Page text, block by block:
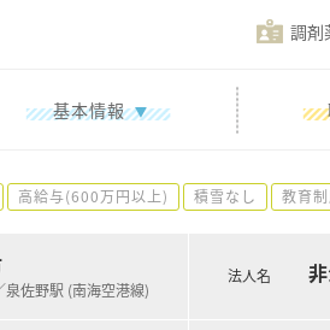
調剤
基本情報
高給与(600万円以上) 積雪なし 教育
佐野駅 (南海空港線)
法人名